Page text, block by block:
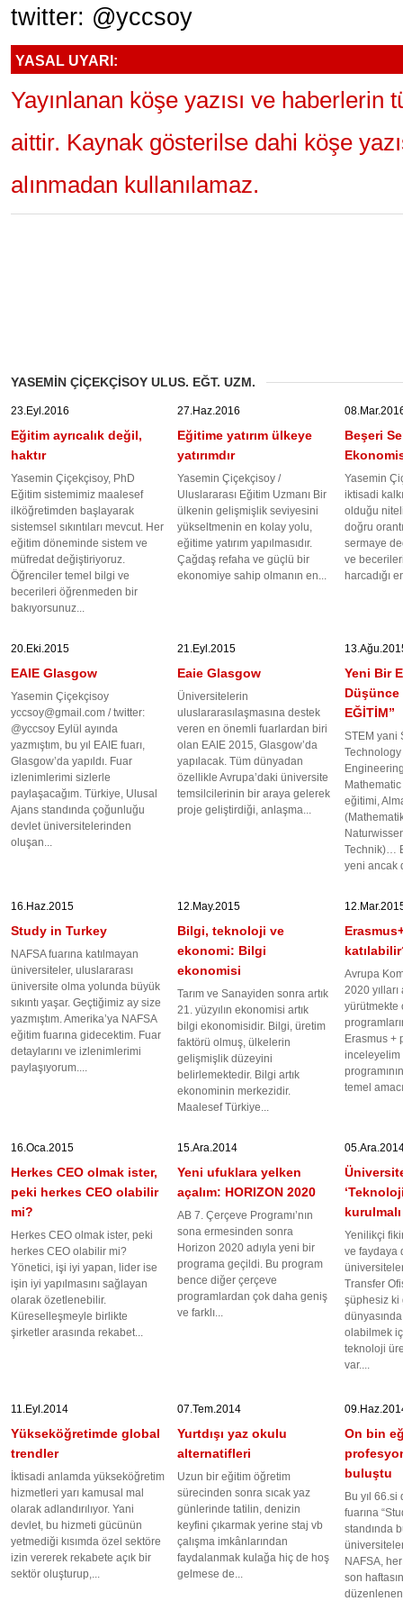
twitter: @yccsoy
YASAL UYARI:
Yayınlanan köşe yazısı ve haberlerin
aittir. Kaynak gösterilse dahi köşe
alınmadan kullanılamaz.
YASEMİN ÇİÇEKÇİSOY ULUS. EĞT. UZM.
23.Eyl.2016
Eğitim ayrıcalık değil,
haktır
Yasemin Çiçekçisoy, PhD
Eğitim sistemimiz maalesef
ilköğretimden başlayarak
sistemsel sıkıntıları mevcut. Her
eğitim döneminde sistem ve
müfredat değiştiriyoruz.
Öğrenciler temel bilgi ve
becerileri öğrenmeden bir
bakıyorsunuz...
27.Haz.2016
Eğitime yatırım ülkeye
yatırımdır
Yasemin Çiçekçisoy /
Uluslararası Eğitim Uzmanı Bir
ülkenin gelişmişlik seviyesini
yükseltmenin en kolay yolu,
eğitime yatırım yapılmasıdır.
Çağdaş refaha ve güçlü bir
ekonomiye sahip olmanın en...
Beşeri
Yasemin
iktisadi
olduğu
doğru
sermaye
ve
harcadığı
20.Eki.2015
EAIE Glasgow
Yasemin Çiçekçisoy
yccsoy@gmail.com / twitter:
@yccsoy Eylül ayında
yazmıştım, bu yıl EAIE fuarı,
Glasgow’da yapıldı. Fuar
izlenimlerimi sizlerle
paylaşacağım. Türkiye, Ulusal
Ajans standında çoğunluğu
devlet üniversitelerinden
oluşan...
21.Eyl.2015
Eaie Glasgow
Üniversitelerin
uluslararasılaşmasına destek
veren en önemli fuarlardan biri
olan EAIE 2015, Glasgow’da
yapılacak. Tüm dünyadan
özellikle Avrupa’daki üniversite
temsilcilerinin bir araya gelerek
proje geliştirdiği, anlaşma...
Yeni Bir
Düşünce
EĞİTİM”
STEM yani
eğitimi,
Technik)…
yeni ancak
16.Haz.2015
Study in Turkey
NAFSA fuarına katılmayan
üniversiteler, uluslararası
üniversite olma yolunda büyük
sıkıntı yaşar. Geçtiğimiz ay size
yazmıştım. Amerika’ya NAFSA
eğitim fuarına gidecektim. Fuar
detaylarını ve izlenimlerimi
paylaşıyorum....
12.May.2015
Bilgi, teknoloji ve
ekonomi: Bilgi
ekonomisi
Tarım ve Sanayiden sonra artık
21. yüzyılın ekonomisi artık
bilgi ekonomisidir. Bilgi, üretim
faktörü olmuş, ülkelerin
gelişmişlik düzeyini
belirlemektedir. Bilgi artık
ekonominin merkezidir.
Maalesef Türkiye...
Avrupa
2020 yılları
yürütmekte
Erasmus +
inceleyelim
temel
16.Oca.2015
Herkes CEO olmak ister,
peki herkes CEO olabilir
mi?
Herkes CEO olmak ister, peki
herkes CEO olabilir mi?
Yönetici, işi iyi yapan, lider ise
işin iyi yapılmasını sağlayan
olarak özetlenebilir.
Küreselleşmeyle birlikte
şirketler arasında rekabet...
15.Ara.2014
Yeni ufuklara yelken
açalım: HORIZON 2020
AB 7. Çerçeve Programı’nın
sona ermesinden sonra
Horizon 2020 adıyla yeni bir
programa geçildi. Bu program
bence diğer çerçeve
programlardan çok daha geniş
ve farklı...
kurulmalı
Yenilikçi
ve faydaya
Transfer
şüphesiz ki
olabilmek
teknoloji
var....
11.Eyl.2014
Yükseköğretimde global
trendler
İktisadi anlamda yükseköğretim
hizmetleri yarı kamusal mal
olarak adlandırılıyor. Yani
devlet, bu hizmeti gücünün
yetmediği kısımda özel sektöre
izin vererek rekabete açık bir
sektör oluşturup,...
07.Tem.2014
Yurtdışı yaz okulu
alternatifleri
Uzun bir eğitim öğretim
sürecinden sonra sıcak yaz
günlerinde tatilin, denizin
keyfini çıkarmak yerine staj vb
çalışma imkânlarından
faydalanmak kulağa hiç de hoş
gelmese de...
On bin
buluştu
Bu yıl
fuarına
standında
NAFSA, her
son